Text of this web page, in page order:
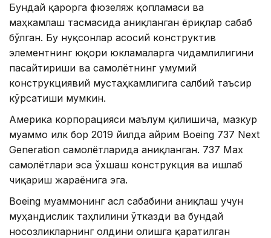
Бундай қарорга фюзеляж қопламаси ва
маҳкамлаш тасмасида аниқланган ёриқлар сабаб
бўлган. Бу нуқсонлар асосий конструктив
элементнинг юқори юкламаларга чидамлилигини
пасайтириши ва самолётнинг умумий
конструкциявий мустаҳкамлигига салбий таъсир
кўрсатиши мумкин.
Америка корпорацияси маълум қилишича, мазкур
муаммо илк бор 2019 йилда айрим Boeing 737 Next
Generation самолётларида аниқланган. 737 Max
самолётлари эса ўхшаш конструкция ва ишлаб
чиқариш жараёнига эга.
Boeing муаммонинг асл сабабини аниқлаш учун
муҳандислик таҳлилини ўтказди ва бундай
носозликларнинг олдини олишга қаратилган